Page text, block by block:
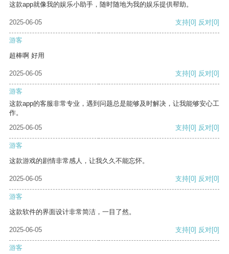
这款app就像我的娱乐小助手，随时随地为我的娱乐提供帮助。
2025-06-05 支持[0] 反对[0]
游客
超棒啊 好用
2025-06-05 支持[0] 反对[0]
游客
这款app的客服非常专业，遇到问题总是能够及时解决，让我能够安心工
作。
2025-06-05
支持[0] 反对[0]
游客
这款游戏的剧情非常感人，让我久久不能忘怀。
2025-06-05 支持[0] 反对[0]
游客
这款软件的界面设计非常简洁，一目了然。
2025-06-05 支持[0] 反对[0]
游客